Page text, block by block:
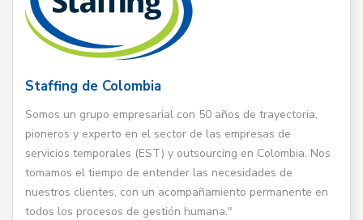
Staffing de Colombia
Somos un grupo empresarial con 50 años de trayectoria,
pioneros y experto en el sector de las empresas de
servicios temporales (EST) y outsourcing en Colombia. Nos
tomamos el tiempo de entender las necesidades de
nuestros clientes, con un acompañamiento permanente en
todos los procesos de gestión humana."